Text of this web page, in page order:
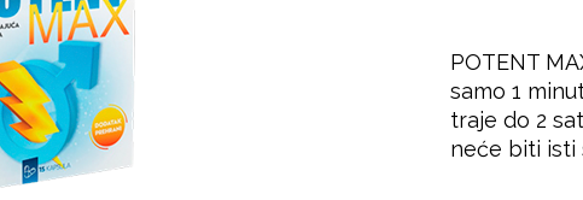
POTENT
samo 1
traje do 2
neće biti isti